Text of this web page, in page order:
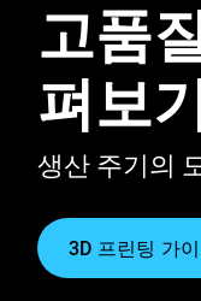
고품
펴보
생산 주기의
3D 프린팅 가